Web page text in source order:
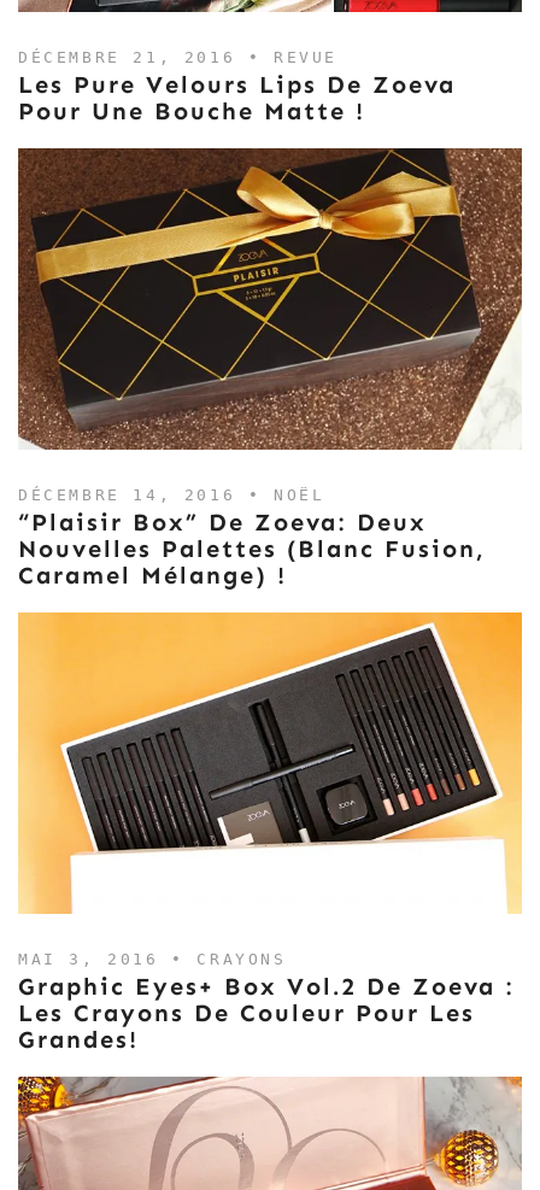
DÉCEMBRE 21, 2016 • REVUE
Les Pure Velours Lips De Zoeva
Pour Une Bouche Matte !
DÉCEMBRE 14, 2016 • NOËL
“Plaisir Box” De Zoeva: Deux
Nouvelles Palettes (Blanc Fusion,
Caramel Mélange) !
MAI 3, 2016 • CRAYONS
Graphic Eyes+ Box Vol.2 De Zoeva :
Les Crayons De Couleur Pour Les
Grandes!